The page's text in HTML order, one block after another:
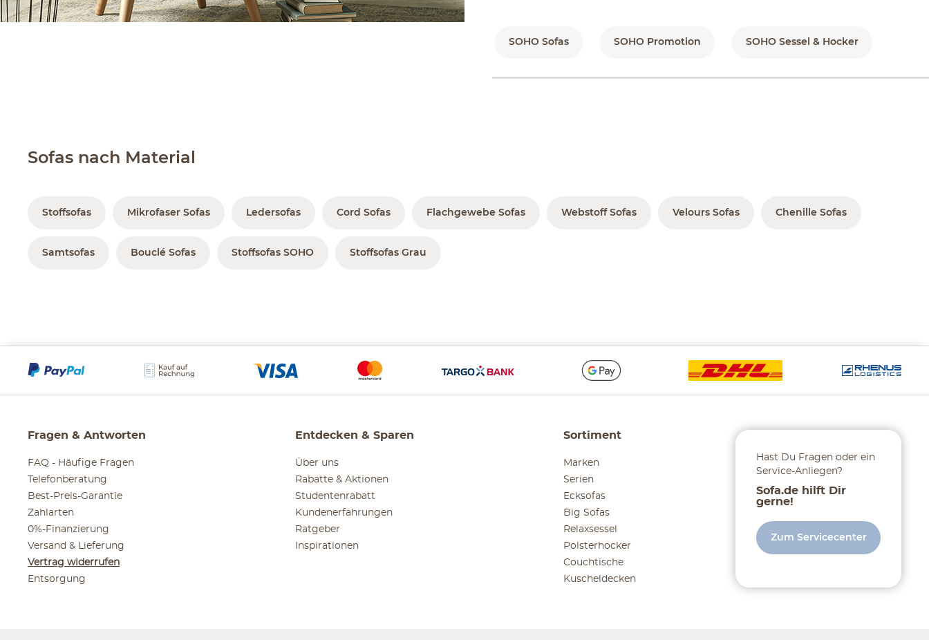
SOHO Sofas SOHO Promotion SOHO Sessel & Hocker
Sofas nach Material
Stoffsofas Mikrofaser Sofas Ledersofas Cord Sofas Flachgewebe Sofas Webstoff Sofas Velours Sofas Chenille Sofas
Samtsofas Bouclé Sofas Stoffsofas SOHO Stoffsofas Grau
Fragen & Antworten
FAQ - Häufige Fragen
Telefonberatung
Best-Preis-Garantie
Zahlarten
0%-Finanzierung
Versand & Lieferung
Vertrag widerrufen
Entsorgung
Entdecken & Sparen
Über uns
Rabatte & Aktionen
Studentenrabatt
Kundenerfahrungen
Ratgeber
Inspirationen
Sortiment
Marken
Serien
Ecksofas
Big Sofas
Relaxsessel
Polsterhocker
Couchtische
Kuscheldecken
Hast Du Fragen oder ein
Service-Anliegen?
Sofa.de hilft Dir
gerne!
Zum Servicecenter